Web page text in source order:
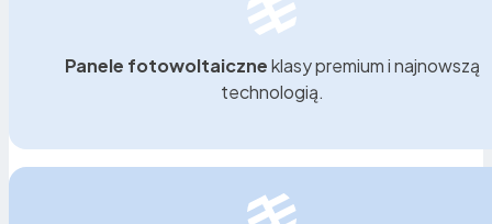
Panele fotowoltaiczneklasy premium i najnowszą
technologią.